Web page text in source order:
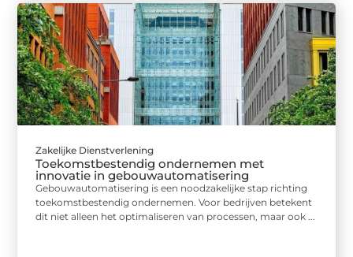
Zakelijke Dienstverlening
Toekomstbestendig ondernemen met
innovatie in gebouwautomatisering
Gebouwautomatisering is een noodzakelijke stap richting
toekomstbestendig ondernemen. Voor bedrijven betekent
dit niet alleen het optimaliseren van processen, maar ook ...